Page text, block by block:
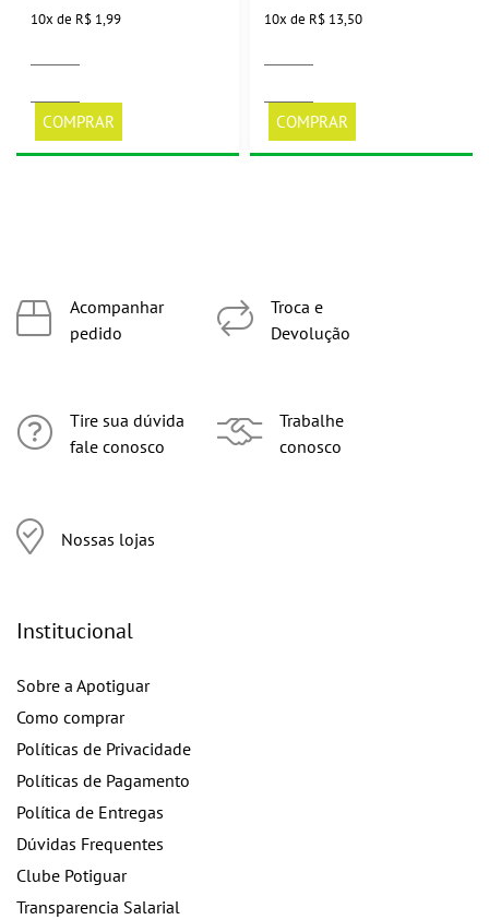
10x de R$ 1,99
COMPRAR
10x de R$ 13,50
COMPRAR
Acompanhar
pedido
Tire sua dúvida
fale conosco
Nossas lojas
Troca e
Devolução
Trabalhe
conosco
Institucional
Sobre a Apotiguar
Como comprar
Políticas de Privacidade
Políticas de Pagamento
Política de Entregas
Dúvidas Frequentes
Clube Potiguar
Transparencia Salarial